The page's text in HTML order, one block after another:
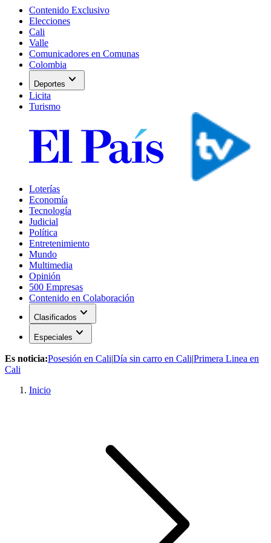
Contenido Exclusivo
Elecciones
Cali
Valle
Comunicadores en Comunas
Colombia
Deportes expand_more
Licita
Turismo
Loterías
Economía
Tecnología
Judicial
Política
Entretenimiento
Mundo
Multimedia
Opinión
500 Empresas
Contenido en Colaboración
Clasificados expand_more
Especiales expand_more
Es noticia:Posesión en Cali|Día sin carro en Cali|Primera Linea en
Cali
Inicio